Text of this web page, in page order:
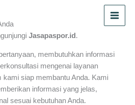
Jasapaspor.id .
membutuhkan informasi
mengenai layanan
kami siap membantu Anda. Kami
informasi yang jelas,
sesuai kebutuhan Anda.